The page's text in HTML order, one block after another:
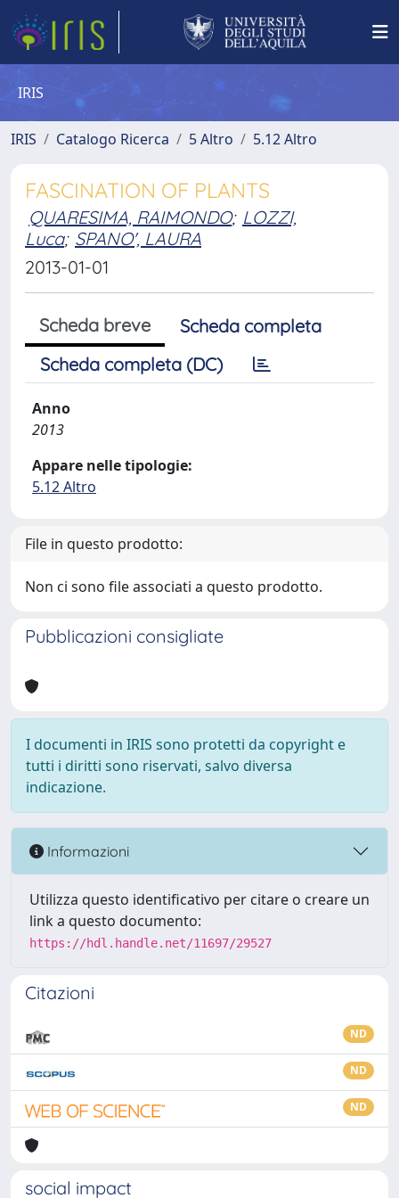
IRIS
IRIS Catalogo Ricerca 5 Altro 5.12 Altro
FASCINATION OF PLANTS
QUARESIMA, RAIMONDO; LOZZI,
Luca; SPANO', LAURA
2013-01-01
Scheda breve
Scheda completa
Scheda completa (DC)
Anno
2013
Appare nelle tipologie:
5.12 Altro
File in questo prodotto:
Non ci sono file associati a questo prodotto.
Pubblicazioni consigliate
I documenti in IRIS sono protetti da copyright e
tutti i diritti sono riservati, salvo diversa
indicazione.
Informazioni
Utilizza questo identificativo per citare o creare un
link a questo documento:
https://hdl.handle.net/11697/29527
Citazioni
ND
ND
ND
social impact